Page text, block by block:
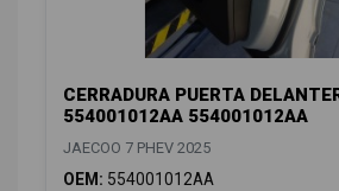
CERRADURA PUERTA
554001012AA 554001012AA
JAECOO 7 PHEV 2025
OEM: 554001012AA